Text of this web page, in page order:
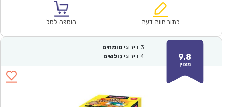
₪171.00.
הוא:
כתוב חוות דעת הוספה לסל
9.8
מצוין
3 דירוגי מומחים
4 דירוגי גולשים